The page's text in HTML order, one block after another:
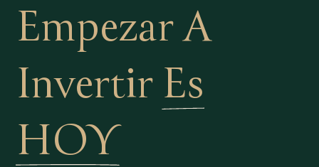
Empezar A
Invertir Es
HOY